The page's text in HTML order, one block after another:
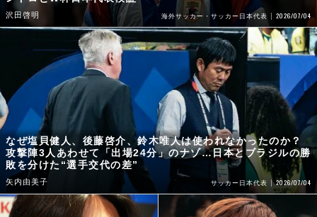
沢田啓明 海外サッカー・サッカー日本代表 2026/07/04
なぜ塩貝健人、後藤啓介、鈴木唯人は使われなかったのか？
攻撃陣3人あわせて「出場24分」のナゾ…日本とブラジルの勝
敗を分けた“選手交代の差”
矢内由美子 サッカー日本代表 2026/07/04